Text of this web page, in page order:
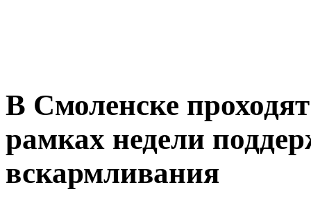
В Смоленске
рамках недели
вскармливания